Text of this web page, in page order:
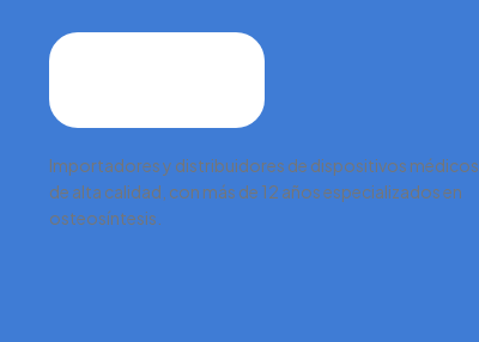
Importadores y distribuidores de dispositivos médicos
de alta calidad, con más de 12 años especializados en
osteosíntesis.